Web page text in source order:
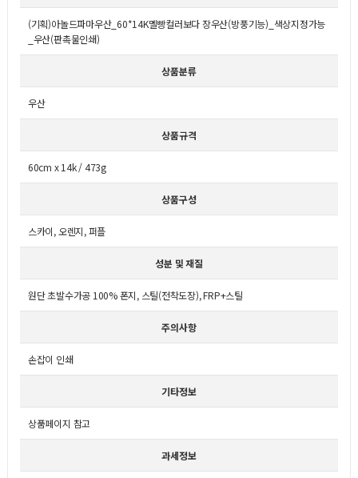
(기획)아놀드파마우산_60*14K멜빵컬러보다 장우산(방풍기능)_색상지정가능
_우산(판촉물인쇄)
상품분류
우산
상품규격
60cm x 14k / 473g
상품구성
스카이, 오렌지, 퍼플
성분 및 재질
원단 초발수가공 100% 폰지, 스틸(전착도장), FRP+스틸
주의사항
손잡이 인쇄
기타정보
상품페이지 참고
과세정보